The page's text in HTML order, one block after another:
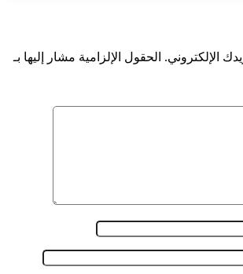
الإلكتروني. الحقول الإلزامية مشار إليها بـ